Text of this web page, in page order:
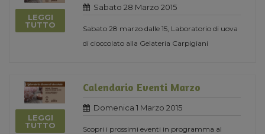
LEGGI
TUTTO
Sabato 28 Marzo 2015
Sabato 28 marzo dalle 15, Laboratorio di uova
di cioccolato alla Gelateria Carpigiani
LEGGI
TUTTO
Calendario Eventi Marzo
Domenica 1 Marzo 2015
Scopri i prossimi eventi in programma al